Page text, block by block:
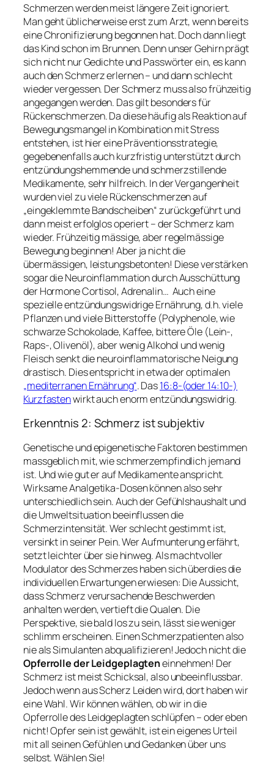
Schmerzen werden meist längere Zeit ignoriert.
Man geht üblicherweise erst zum Arzt, wenn bereits
eine Chronifizierung begonnen hat. Doch dann liegt
das Kind schon im Brunnen. Denn unser Gehirn prägt
sich nicht nur Gedichte und Passwörter ein, es kann
auch den Schmerz erlernen – und dann schlecht
wieder vergessen. Der Schmerz muss also frühzeitig
angegangen werden. Das gilt besonders für
Rückenschmerzen. Da diese häufig als Reaktion auf
Bewegungsmangel in Kombination mit Stress
entstehen, ist hier eine Präventionsstrategie,
gegebenenfalls auch kurzfristig unterstützt durch
entzündungshemmende und schmerzstillende
Medikamente, sehr hilfreich. In der Vergangenheit
wurden viel zu viele Rückenschmerzen auf
„eingeklemmte Bandscheiben“ zurückgeführt und
dann meist erfolglos operiert – der Schmerz kam
wieder. Frühzeitig mässige, aber regelmässige
Bewegung beginnen! Aber ja nicht die
übermässigen, leistungsbetonten! Diese verstärken
sogar die Neuroinflammation durch Ausschüttung
der Hormone Cortisol, Adrenalin… Auch eine
spezielle entzündungswidrige Ernährung, d.h. viele
Pflanzen und viele Bitterstoffe (Polyphenole, wie
schwarze Schokolade, Kaffee, bittere Öle (Lein-,
Raps-, Olivenöl), aber wenig Alkohol und wenig
Fleisch senkt die neuroinflammatorische Neigung
drastisch. Dies entspricht in etwa der optimalen
„mediterranen Ernährung“. Das16:8-(oder 14:10-)
Kurzfastenwirkt auch enorm entzündungswidrig.
Erkenntnis 2: Schmerz ist subjektiv
Genetische und epigenetische Faktoren bestimmen
massgeblich mit, wie schmerzempfindlich jemand
ist. Und wie gut er auf Medikamente anspricht.
Wirksame Analgetika-Dosen können also sehr
unterschiedlich sein. Auch der Gefühlshaushalt und
die Umweltsituation beeinflussen die
Schmerzintensität. Wer schlecht gestimmt ist,
versinkt in seiner Pein. Wer Aufmunterung erfährt,
setzt leichter über sie hinweg. Als machtvoller
Modulator des Schmerzes haben sich überdies die
individuellen Erwartungen erwiesen: Die Aussicht,
dass Schmerz verursachende Beschwerden
anhalten werden, vertieft die Qualen. Die
Perspektive, sie bald los zu sein, lässt sie weniger
schlimm erscheinen. Einen Schmerzpatienten also
nie als Simulanten abqualifizieren! Jedoch nicht die
Opferrolle der Leidgeplagteneinnehmen! Der
Schmerz ist meist Schicksal, also unbeeinflussbar.
Jedoch wenn aus Scherz Leiden wird, dort haben wir
eine Wahl. Wir können wählen, ob wir in die
Opferrolle des Leidgeplagten schlüpfen – oder eben
nicht! Opfer sein ist gewählt, ist ein eigenes Urteil
mit all seinen Gefühlen und Gedanken über uns
selbst. Wählen Sie!